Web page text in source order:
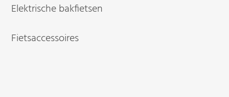
Elektrische bakfietsen
Fietsaccessoires